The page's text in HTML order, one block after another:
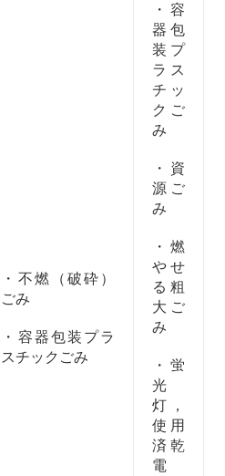
・不燃（破砕）
ごみ
・容器包装プラ
スチックごみ
・容
器包
装プ
ラス
チッ
クご
み
・資
源ご
み
・燃
やせ
る粗
大ご
み
・蛍
光
灯，
使用
済乾
電